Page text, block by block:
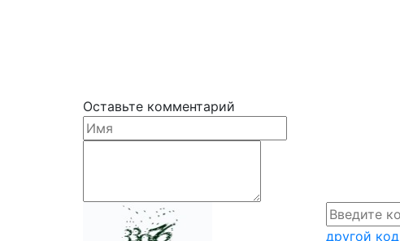
Оставьте комментарий
другой код